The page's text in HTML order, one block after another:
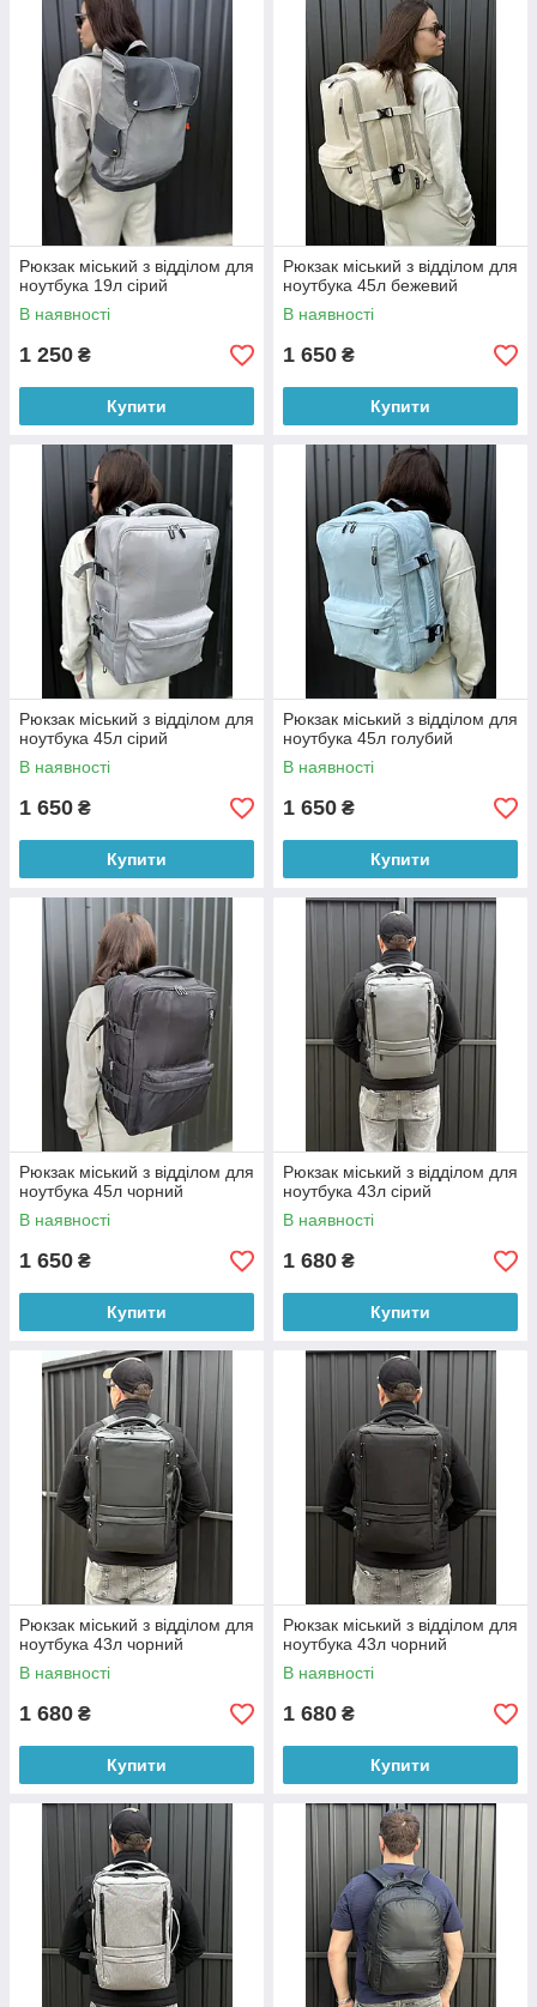
Рюкзак міський з відділом для
ноутбука 19л сірий
В наявності
1 250 ₴
Купити
Рюкзак міський з відділом для
ноутбука 45л бежевий
В наявності
1 650 ₴
Купити
Рюкзак міський з відділом для
ноутбука 45л сірий
В наявності
1 650 ₴
Купити
Рюкзак міський з відділом для
ноутбука 45л голубий
В наявності
1 650 ₴
Купити
Рюкзак міський з відділом для
ноутбука 45л чорний
В наявності
1 650 ₴
Купити
Рюкзак міський з відділом для
ноутбука 43л сірий
В наявності
1 680 ₴
Купити
Рюкзак міський з відділом для
ноутбука 43л чорний
В наявності
1 680 ₴
Купити
Рюкзак міський з відділом для
ноутбука 43л чорний
В наявності
1 680 ₴
Купити